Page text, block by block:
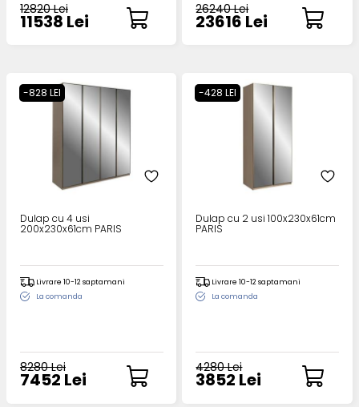
12820 Lei
11538 Lei
26240 Lei
23616 Lei
-828 LEI
Dulap cu 4 usi
200x230x61cm PARIS
Livrare 10-12 saptamani
La comanda
8280 Lei
7452 Lei
-428 LEI
Dulap cu 2 usi 100x230x61cm
PARIS
Livrare 10-12 saptamani
La comanda
4280 Lei
3852 Lei